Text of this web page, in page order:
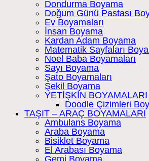
Dondurma Boyama
Doğum Günü Pastası
Ev Boyamaları
İnsan Boyama
Kardan Adam Boyama
Matematik Sayfaları
Noel Baba Boyamaları
Sayı Boyama
Şato Boyamaları
Şekil Boyama
YETİŞKİN BOYAMALARI
Doodle Çizimleri
TAŞIT – ARAÇ BOYAMALARI
Ambulans Boyama
Araba Boyama
Bisiklet Boyama
El Arabası Boyama